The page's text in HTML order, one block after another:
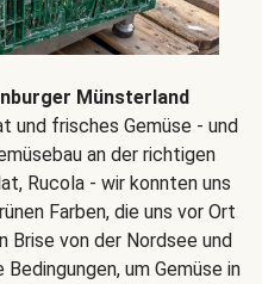
Münsterland
und frisches Gemüse - und
an der richtigen
Rucola - wir konnten uns
Farben, die uns vor Ort
von der Nordsee und
um Gemüse in